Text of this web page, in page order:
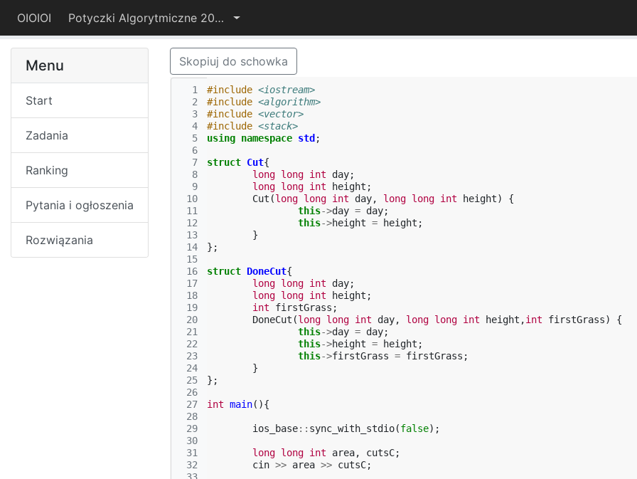
OIOIOI Potyczki Algorytmiczne 2015
Menu
Start
Zadania
Ranking
Pytania i ogłoszenia
Rozwiązania
Skopiuj do schowka
  1
  2
  3
  4
  5
  6
  7
  8
  9
10
11
12
13
14
15
16
17
18
19
20
21
22
23
24
25
26
27
28
29
30
31
32
#include <iostream>
#include <algorithm>
#include <vector>
#include <stack>
using namespace std ;
struct Cut{
long long int day;
long long int height ;
Cut (long long int day, long long int height)
{
this->day = day;
this->height = height ;
}
};
struct DoneCut{
long long int day;
long long int height ;
int
firstGrass ;
DoneCut (long long int day, long long int height ,int firstGrass)
{
this->day = day;
this->height = height ;
this->firstGrass = firstGrass ;
}
};
int main(){
ios_base:: sync_with_stdio(false);
long long int area, cutsC;
cin >> area >> cutsC;